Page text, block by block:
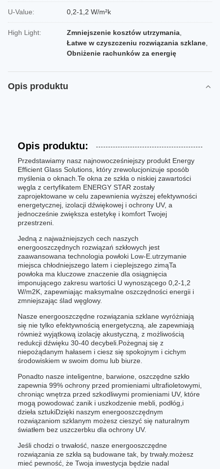
U-Value: 0,2-1,2 W/m²k
High Light: Zmniejszenie kosztów utrzymania
Łatwe w czyszczeniu rozwiązania szklane
Obniżenie rachunków za energię
Opis produktu
Opis produktu:
Przedstawiamy nasz najnowocześniejszy produkt Energy
Efficient Glass Solutions, który zrewolucjonizuje sposób
myślenia o oknach.Te okna ze szkła o niskiej zawartości
węgla z certyfikatem ENERGY STAR zostały
zaprojektowane w celu zapewnienia wyższej efektywności
energetycznej, izolacji dźwiękowej i ochrony UV, a
jednocześnie zwiększa estetykę i komfort Twojej
przestrzeni.
Jedną z najważniejszych cech naszych
energooszczędnych rozwiązań szkłowych jest
zaawansowana technologia powłoki Low-E.utrzymanie
miejsca chłodniejszego latem i cieplejszego zimąTa
powłoka ma kluczowe znaczenie dla osiągnięcia
imponującego zakresu wartości U wynoszącego 0,2-1,2
W/m2K, zapewniając maksymalne oszczędności energii i
zmniejszając ślad węglowy.
Nasze energooszczędne rozwiązania szklane wyróżniają
się nie tylko efektywnością energetyczną, ale zapewniają
również wyjątkową izolację akustyczną, z możliwością
redukcji dźwięku 30-40 decybeli.Pożegnaj się z
niepożądanym hałasem i ciesz się spokojnym i cichym
środowiskiem w swoim domu lub biurze.
Ponadto nasze inteligentne, barwione, oszczędne szkło
zapewnia 99% ochrony przed promieniami ultrafioletowymi,
chroniąc wnętrza przed szkodliwymi promieniami UV, które
mogą powodować zanik i uszkodzenie mebli, podłóg,i
dzieła sztukiDzięki naszym energooszczędnym
rozwiązaniom szklanym możesz cieszyć się naturalnym
światłem bez uszczerbku dla ochrony UV.
Jeśli chodzi o trwałość, nasze energooszczędne
rozwiązania ze szkła są budowane tak, by trwały.możesz
mieć pewność, że Twoja inwestycja będzie nadal